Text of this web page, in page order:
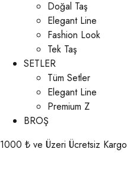
Doğal Taş
Elegant Line
Fashion Look
Tek Taş
SETLER
Tüm Setler
Elegant Line
Premium Z
BROŞ
1000 ₺ ve Üzeri Ücretsiz Kargo